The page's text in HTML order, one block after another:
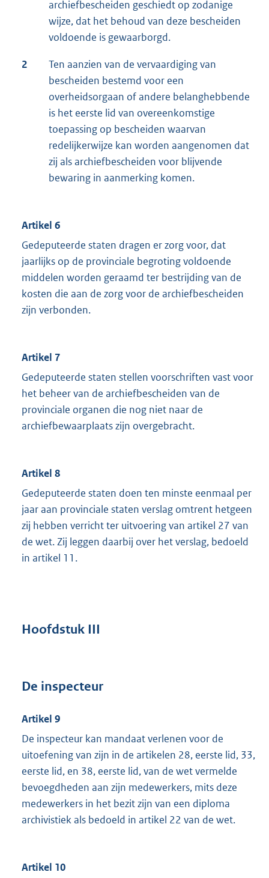
archiefbescheiden geschiedt op zodanige
wijze, dat het behoud van deze bescheiden
voldoende is gewaarborgd.
2
Ten aanzien van de vervaardiging van
bescheiden bestemd voor een
overheidsorgaan of andere belanghebbende
is het eerste lid van overeenkomstige
toepassing op bescheiden waarvan
redelijkerwijze kan worden aangenomen dat
zij als archiefbescheiden voor blijvende
bewaring in aanmerking komen.
Artikel 6
Gedeputeerde staten dragen er zorg voor, dat
jaarlijks op de provinciale begroting voldoende
middelen worden geraamd ter bestrijding van de
kosten die aan de zorg voor de archiefbescheiden
zijn verbonden.
Artikel 7
Gedeputeerde staten stellen voorschriften vast voor
het beheer van de archiefbescheiden van de
provinciale organen die nog niet naar de
archiefbewaarplaats zijn overgebracht.
Artikel 8
Gedeputeerde staten doen ten minste eenmaal per
jaar aan provinciale staten verslag omtrent hetgeen
zij hebben verricht ter uitvoering van artikel 27 van
de wet. Zij leggen daarbij over het verslag, bedoeld
in artikel 11.
Hoofdstuk III
De inspecteur
Artikel 9
De inspecteur kan mandaat verlenen voor de
uitoefening van zijn in de artikelen 28, eerste lid, 33,
eerste lid, en 38, eerste lid, van de wet vermelde
bevoegdheden aan zijn medewerkers, mits deze
medewerkers in het bezit zijn van een diploma
archivistiek als bedoeld in artikel 22 van de wet.
Artikel 10